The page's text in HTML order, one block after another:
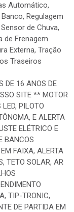
Automático,
Regulagem
de Chuva,
de Frenagem
Externa, Tração
Traseiros
DE 16 ANOS DE
SITE ** MOTOR
PILOTO
E ALERTA
ELÉTRICO E
BANCOS
FAIXA, ALERTA
TETO SOLAR, AR
TIP-TRONIC,
DE PARTIDA EM